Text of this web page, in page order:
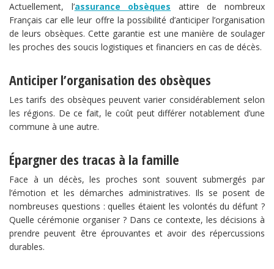
Actuellement, l’assurance obsèques attire de nombreux
Français car elle leur offre la possibilité d’anticiper l’organisation
de leurs obsèques. Cette garantie est une manière de soulager
les proches des soucis logistiques et financiers en cas de décès.
Anticiper l’organisation des obsèques
Les tarifs des obsèques peuvent varier considérablement selon
les régions. De ce fait, le coût peut différer notablement d’une
commune à une autre.
Épargner des tracas à la famille
Face à un décès, les proches sont souvent submergés par
l’émotion et les démarches administratives. Ils se posent de
nombreuses questions : quelles étaient les volontés du défunt ?
Quelle cérémonie organiser ? Dans ce contexte, les décisions à
prendre peuvent être éprouvantes et avoir des répercussions
durables.